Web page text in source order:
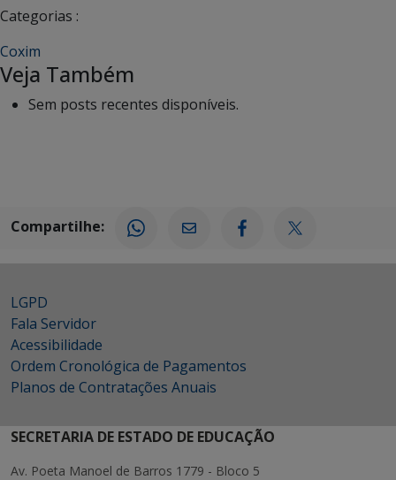
Categorias :
Coxim
Veja Também
Sem posts recentes disponíveis.
Compartilhe:
LGPD
Fala Servidor
Acessibilidade
Ordem Cronológica de Pagamentos
Planos de Contratações Anuais
SECRETARIA DE ESTADO DE EDUCAÇÃO
Av. Poeta Manoel de Barros 1779 - Bloco 5